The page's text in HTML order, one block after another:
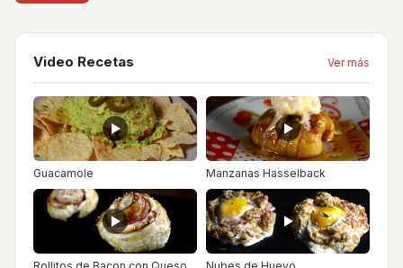
Video Recetas Ver más
Guacamole Manzanas Hasselback